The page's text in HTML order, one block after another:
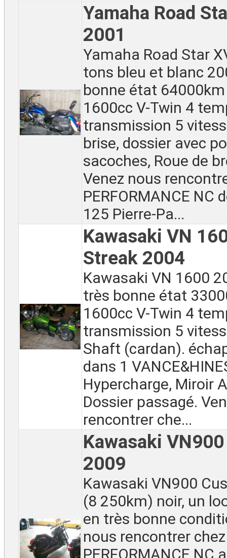
Yamaha Road
2001
Yamaha Road Star
tons bleu et blanc
bonne état
1600cc V-Twin 4
transmission 5
brise, dossier avec
sacoches, Roue de
Venez nous
PERFORMANCE NC
125 Pierre-Pa...
Kawasaki VN
Streak 2004
Kawasaki VN 1600
très bonne état
1600cc V-Twin 4
transmission 5
Shaft (cardan).
dans 1
Hypercharge, Miroir
Dossier passagé.
rencontrer che...
Kawasaki
2009
Kawasaki VN900
(8 250km) noir, un
en très bonne
nous rencontrer chez
PERFORMANCE NC